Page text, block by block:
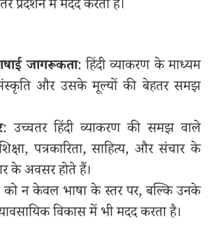
प्रदर्शन में मदद करती है।
जागरूकता: हिंदी व्याकरण के माध्यम
और उसके मूल्यों की बेहतर समझ
: उच्चतर हिंदी व्याकरण की समझ वाले
पत्रकारिता, साहित्य, और संचार के
के अवसर होते हैं।
को न केवल भाषा के स्तर पर, बल्कि उनके
विकास में भी मदद करता है।